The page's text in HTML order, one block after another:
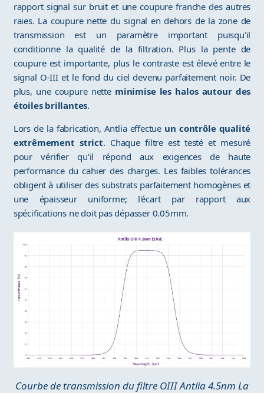
rapport signal sur bruit et une coupure franche des autres
raies. La coupure nette du signal en dehors de la zone de
transmission est un paramètre important puisqu'il
conditionne la qualité de la filtration. Plus la pente de
coupure est importante, plus le contraste est élevé entre le
signal O-III et le fond du ciel devenu parfaitement noir. De
plus, une coupure nette minimise les halos autour des
étoiles brillantes.
Lors de la fabrication, Antlia effectue un contrôle qualité
extrêmement strict. Chaque filtre est testé et mesuré
pour vérifier qu'il répond aux exigences de haute
performance du cahier des charges. Les faibles tolérances
obligent à utiliser des substrats parfaitement homogènes et
une épaisseur uniforme; l'écart par rapport aux
spécifications ne doit pas dépasser 0.05mm.
Courbe de transmission du filtre OIII Antlia 4.5nm La